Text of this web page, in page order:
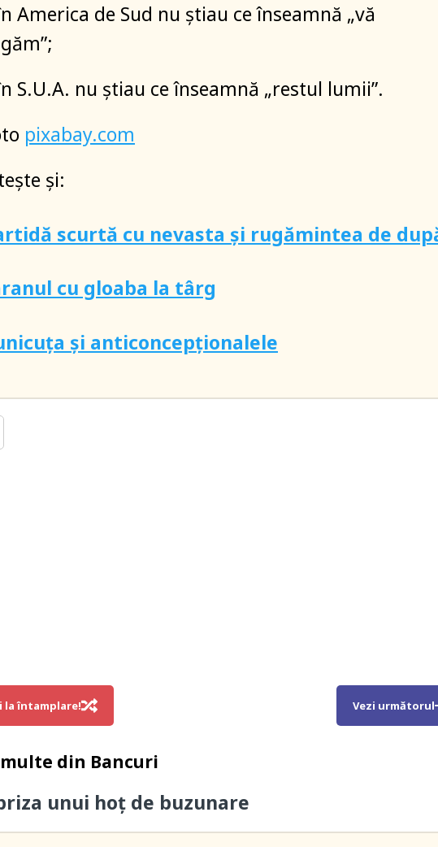
America de Sud nu ştiau ce înseamnă „vă
S.U.A. nu ştiau ce înseamnă „restul lumii”.
pixabay.com
și:
scurtă cu nevasta și rugămintea de
cu gloaba la târg
și anticoncepționalele
la întamplare! Vezi următorul
din Bancuri
unui hoţ de buzunare